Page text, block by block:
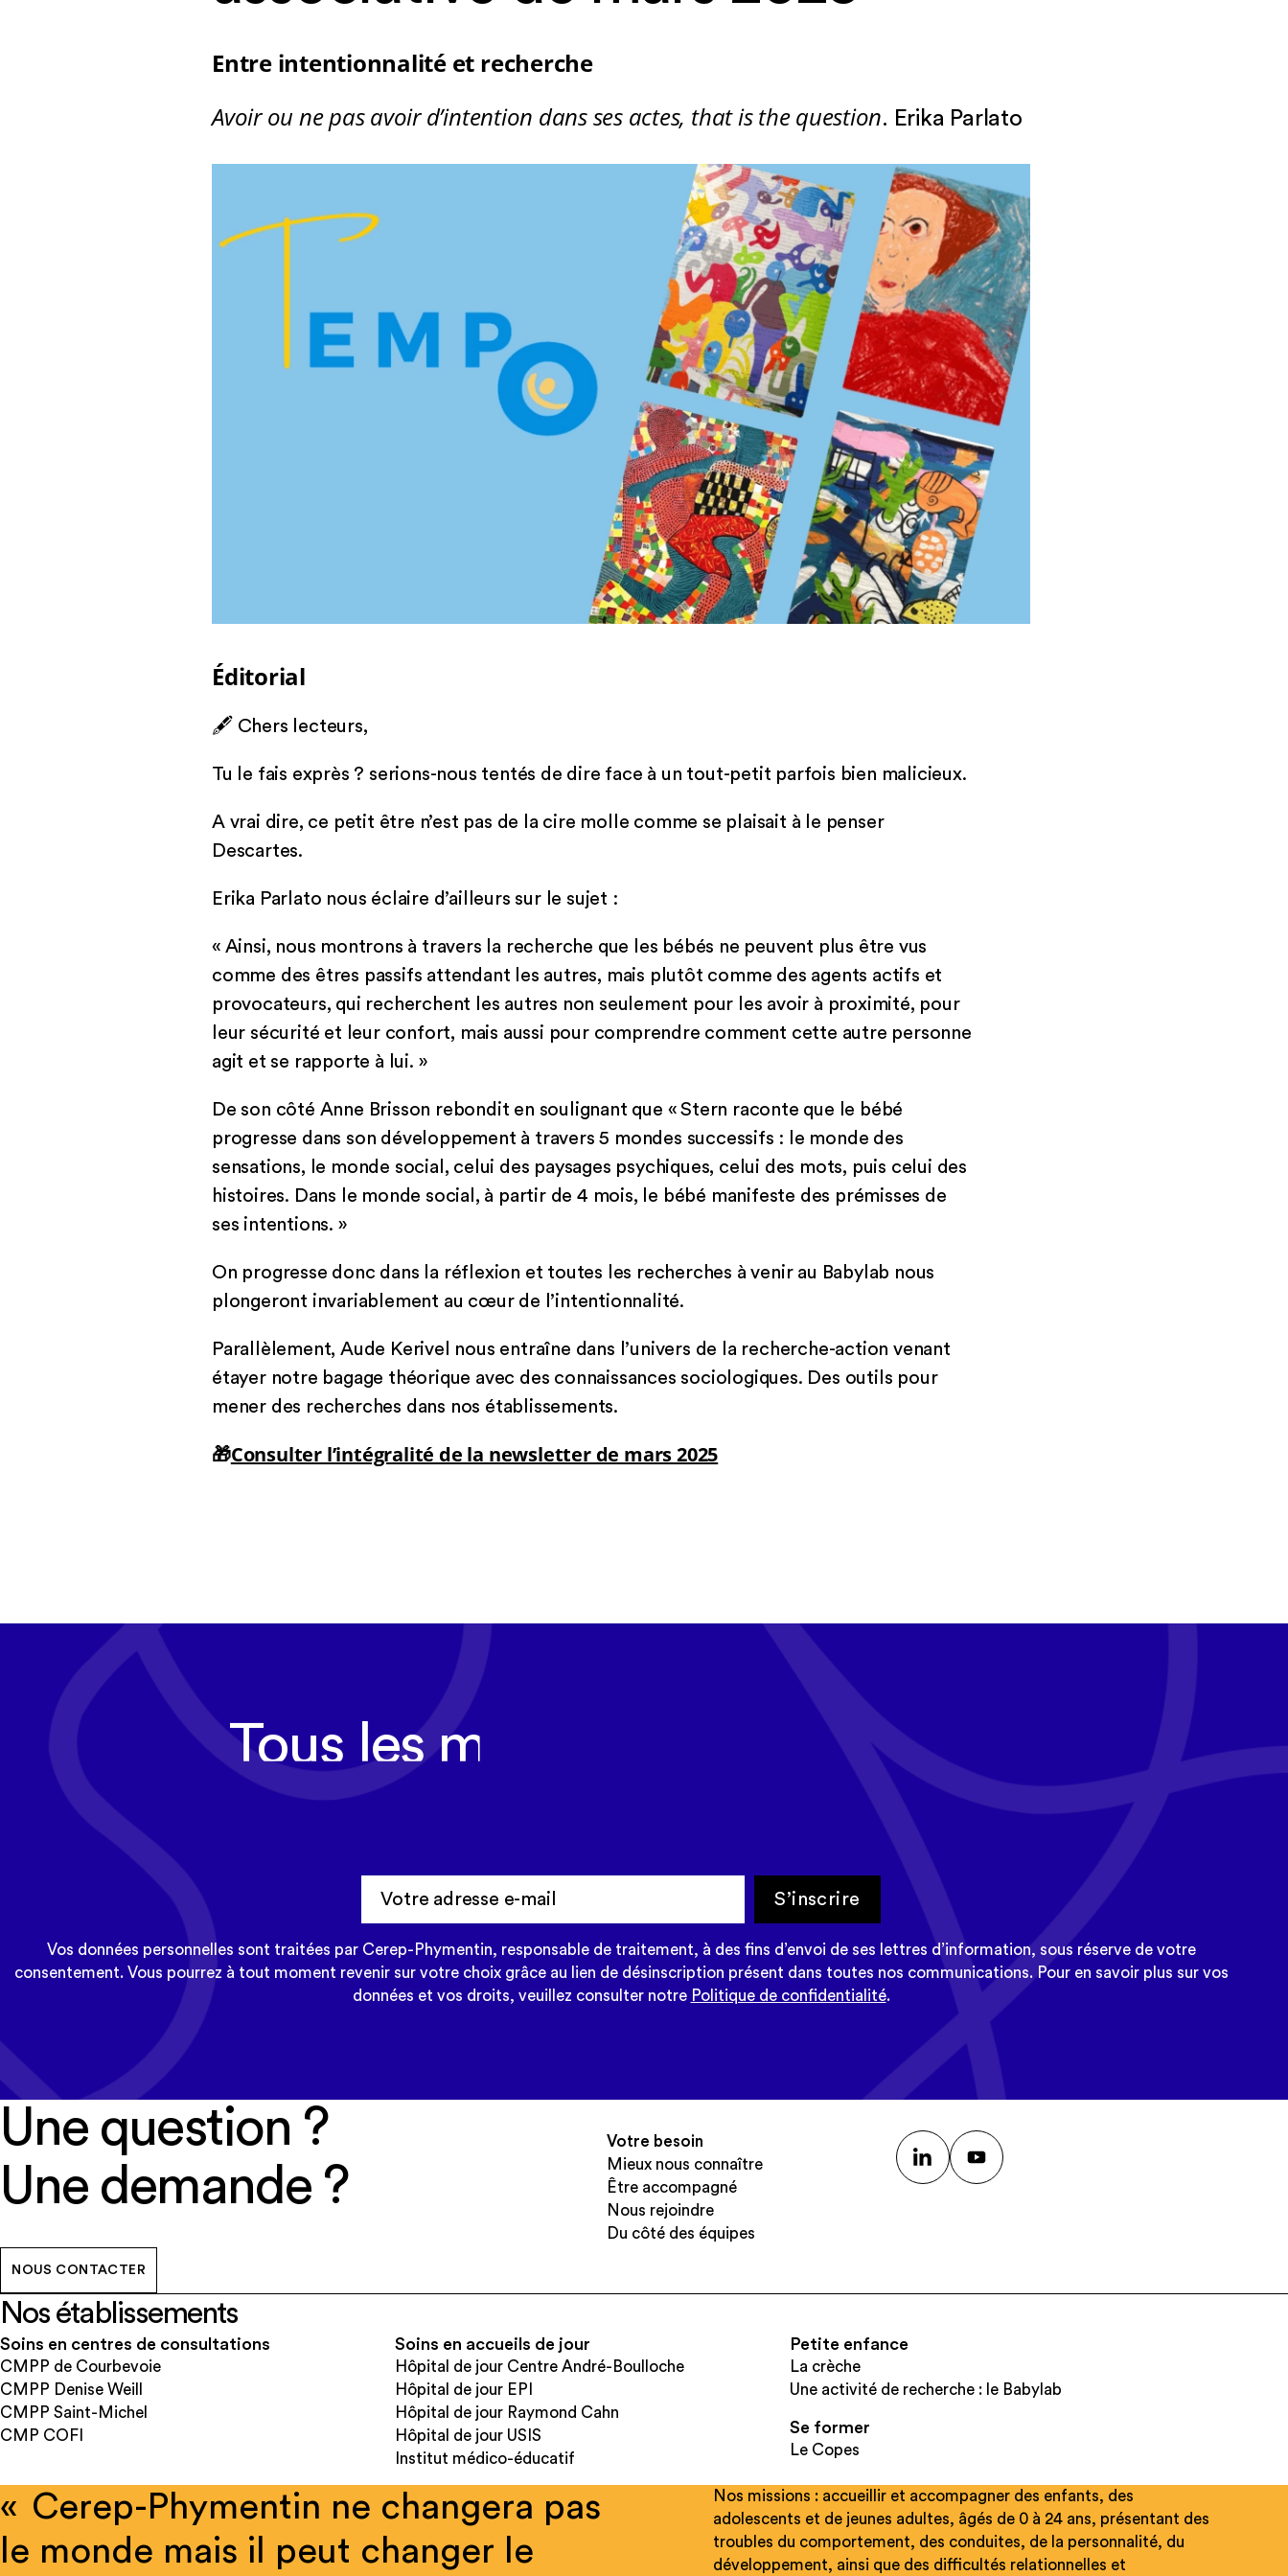
Entre intentionnalité et recherche
Avoir ou ne pas avoir d’intention dans ses actes, that is the question. Erika Parlato
Éditorial
🖋 Chers lecteurs,
Tu le fais exprès ? serions-nous tentés de dire face à un tout-petit parfois bien malicieux.
A vrai dire, ce petit être n’est pas de la cire molle comme se plaisait à le penser
Descartes.
Erika Parlato nous éclaire d’ailleurs sur le sujet :
« Ainsi, nous montrons à travers la recherche que les bébés ne peuvent plus être vus
comme des êtres passifs attendant les autres, mais plutôt comme des agents actifs et
provocateurs, qui recherchent les autres non seulement pour les avoir à proximité, pour
leur sécurité et leur confort, mais aussi pour comprendre comment cette autre personne
agit et se rapporte à lui. »
De son côté Anne Brisson rebondit en soulignant que « Stern raconte que le bébé
progresse dans son développement à travers 5 mondes successifs : le monde des
sensations, le monde social, celui des paysages psychiques, celui des mots, puis celui des
histoires. Dans le monde social, à partir de 4 mois, le bébé manifeste des prémisses de
ses intentions. »
On progresse donc dans la réflexion et toutes les recherches à venir au Babylab nous
plongeront invariablement au cœur de l’intentionnalité.
Parallèlement, Aude Kerivel nous entraîne dans l’univers de la recherche-action venant
étayer notre bagage théorique avec des connaissances sociologiques. Des outils pour
mener des recherches dans nos établissements.
🎁Consulter l’intégralité de la newsletter de mars 2025
Tous les mois, recevez l'actualité
Cerep-Phymentin dans votre newsletter Tempo
S’inscrire
Vos données personnelles sont traitées par Cerep-Phymentin, responsable de traitement, à des fins d’envoi de ses lettres d’information, sous réserve de votre
consentement. Vous pourrez à tout moment revenir sur votre choix grâce au lien de désinscription présent dans toutes nos communications. Pour en savoir plus sur vos
données et vos droits, veuillez consulter notre Politique de confidentialité.
Une question ?
Une demande ?
NOUS CONTACTER
Votre besoin
Mieux nous connaître
Être accompagné
Nous rejoindre
Du côté des équipes
Nos établissements
Soins en centres de consultations
CMPP de Courbevoie
CMPP Denise Weill
CMPP Saint-Michel
CMP COFI
Soins en accueils de jour
Hôpital de jour Centre André-Boulloche
Hôpital de jour EPI
Hôpital de jour Raymond Cahn
Hôpital de jour USIS
Institut médico-éducatif
Petite enfance
La crèche
Une activité de recherche : le Babylab
Se former
Le Copes
« Cerep-Phymentin ne changera pas
le monde mais il peut changer le
Nos missions : accueillir et accompagner des enfants, des
adolescents et de jeunes adultes, âgés de 0 à 24 ans, présentant des
troubles du comportement, des conduites, de la personnalité, du
développement, ainsi que des difficultés relationnelles et